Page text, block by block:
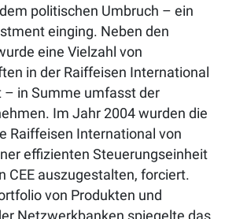
politischen Umbruch – ein
einging. Neben den
eine Vielzahl von
in der Raiffeisen International
in Summe umfasst der
Im Jahr 2004 wurden die
Raiffeisen International von
effizienten Steuerungseinheit
CEE auszugestalten, forciert.
von Produkten und